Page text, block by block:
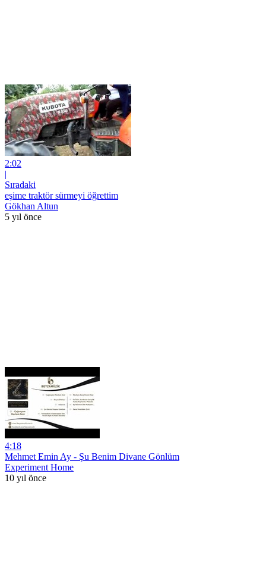
2:02
|
Sıradaki
eşime traktör sürmeyi öğrettim
Gökhan Altun
5 yıl önce
4:18
Mehmet Emin Ay - Şu Benim Divane Gönlüm
Experiment Home
10 yıl önce